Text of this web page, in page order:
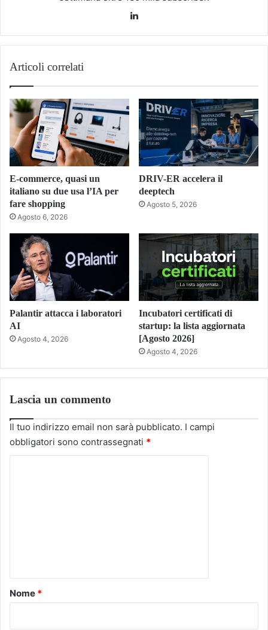
Articoli correlati
E-commerce, quasi un
italiano su due usa l’IA per
fare shopping
Agosto 6, 2026
DRIV-ER accelera il
deeptech
Agosto 5, 2026
Palantir attacca i laboratori
AI
Agosto 4, 2026
Incubatori certificati di
startup: la lista aggiornata
[Agosto 2026]
Agosto 4, 2026
Lascia un commento
Il tuo indirizzo email non sarà pubblicato. I campi
obbligatori sono contrassegnati *
o
Nome *